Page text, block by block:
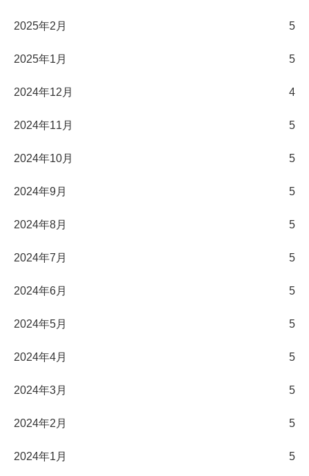
2025年2月 5
2025年1月 5
2024年12月 4
2024年11月 5
2024年10月 5
2024年9月 5
2024年8月 5
2024年7月 5
2024年6月 5
2024年5月 5
2024年4月 5
2024年3月 5
2024年2月 5
2024年1月 5